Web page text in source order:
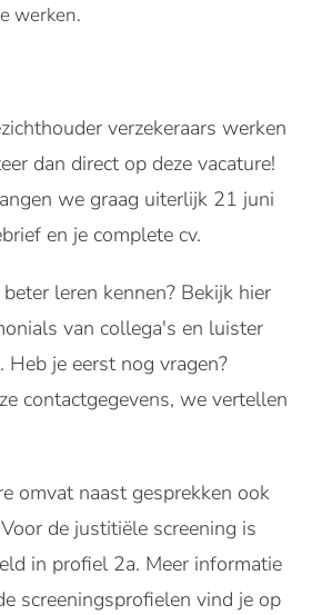
werken.
verzekeraars werken
dan direct op deze vacature!
we graag uiterlijk 21 juni
en je complete cv.
leren kennen? Bekijk hier
van collega's en luister
Heb je eerst nog vragen?
contactgegevens, we vertellen
omvat naast gesprekken ook
de justitiële screening is
in profiel 2a. Meer informatie
screeningsprofielen vind je op